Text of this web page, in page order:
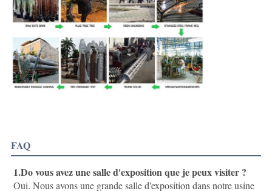
FAQ
1.Do vous avez une salle d'exposition que je peux visiter ?
Oui. Nous avons une grande salle d'exposition dans notre usine